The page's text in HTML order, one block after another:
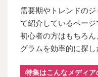
需要期やトレンドの
て紹介しているページ
初心者の方はもちろ
グラムを効率的に探
特集はこんなメディア